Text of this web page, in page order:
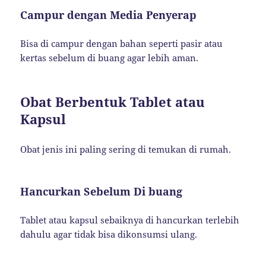
Campur dengan Media Penyerap
Bisa di campur dengan bahan seperti pasir atau
kertas sebelum di buang agar lebih aman.
Obat Berbentuk Tablet atau
Kapsul
Obat jenis ini paling sering di temukan di rumah.
Hancurkan Sebelum Di buang
Tablet atau kapsul sebaiknya di hancurkan terlebih
dahulu agar tidak bisa dikonsumsi ulang.